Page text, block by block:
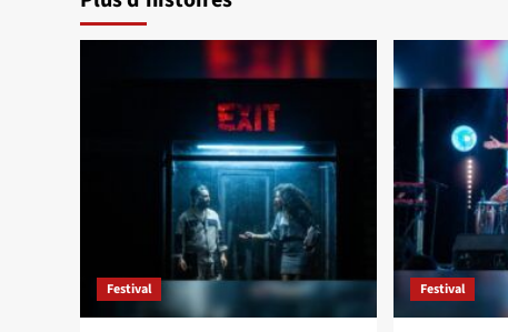
Festival Festival